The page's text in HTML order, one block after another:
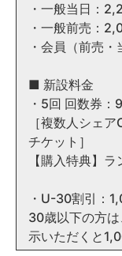
・一般当日：
・一般前売：
・会員（前売
■ 新設料金
・5回 回数券：
［複数人シェ
チケット］
【購入特典】
・U-30割引：
30歳以下の方
示いただくと